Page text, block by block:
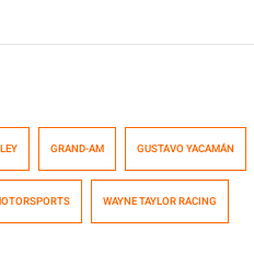
GRAND-AM GUSTAVO YACAMÁN
WAYNE TAYLOR RACING